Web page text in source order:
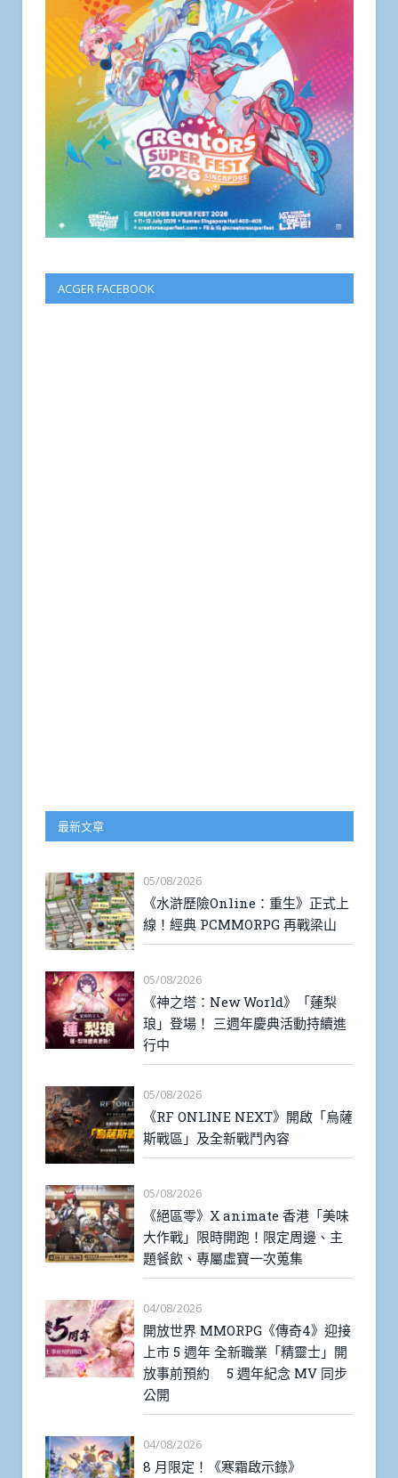
ACGER FACEBOOK
最新文章
05/08/2026
《水滸歷險Online：重生》正式上
線！經典 PCMMORPG 再戰梁山
05/08/2026
《神之塔：New World》「蓮梨
琅」登場！ 三週年慶典活動持續進
行中
05/08/2026
《RF ONLINE NEXT》開啟「烏薩
斯戰區」及全新戰鬥內容
05/08/2026
《絕區零》X animate 香港「美味
大作戰」限時開跑！限定周邊、主
題餐飲、專屬虛寶一次蒐集
04/08/2026
開放世界 MMORPG《傳奇4》迎接
上市 5 週年 全新職業「精靈士」開
放事前預約 5 週年紀念 MV 同步
公開
04/08/2026
8 月限定！《寒霜啟示錄》